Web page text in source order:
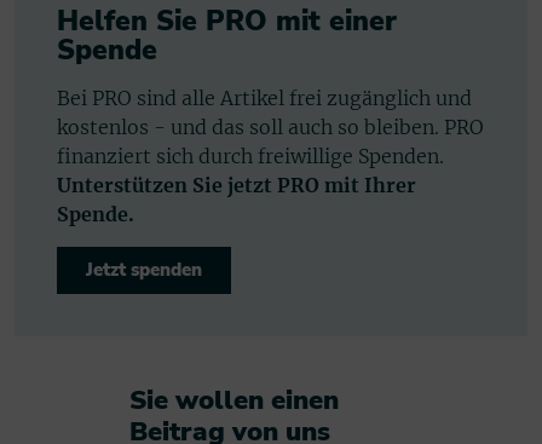
Helfen Sie PRO mit einer
Spende
Bei PRO sind alle Artikel frei zugänglich und
kostenlos - und das soll auch so bleiben. PRO
finanziert sich durch freiwillige Spenden.
Unterstützen Sie jetzt PRO mit Ihrer
Spende.
Jetzt spenden
Sie wollen einen
Beitrag von uns